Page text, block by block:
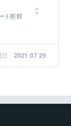
総合広告代理
職に従事した
と、ブランド
その後、ECシ
ト部 部
入社。人事部
」に
することを目的
、組織の成果最
2021.07.29